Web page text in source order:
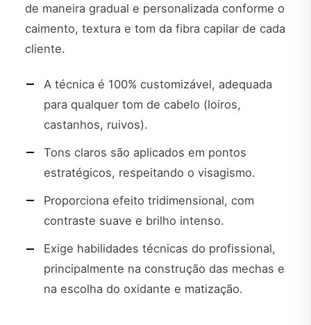
de maneira gradual e personalizada conforme o
caimento, textura e tom da fibra capilar de cada
cliente.
A técnica é 100% customizável, adequada
para qualquer tom de cabelo (loiros,
castanhos, ruivos).
Tons claros são aplicados em pontos
estratégicos, respeitando o visagismo.
Proporciona efeito tridimensional, com
contraste suave e brilho intenso.
Exige habilidades técnicas do profissional,
principalmente na construção das mechas e
na escolha do oxidante e matização.